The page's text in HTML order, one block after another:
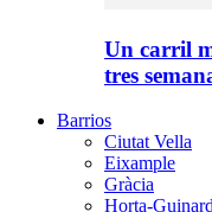
Un carril
tres
Barrios
Ciutat Vella
Eixample
Gràcia
Horta-